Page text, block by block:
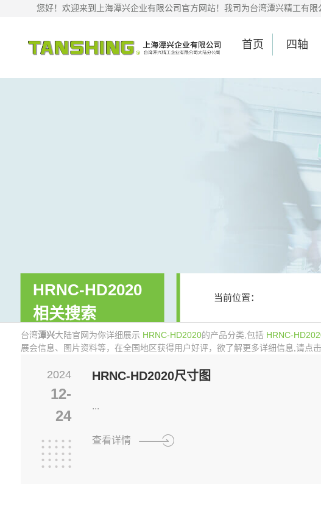
您好！欢迎来到上海潭兴企业有限公司官方网站！我司为台湾潭兴精工有限
首页 四轴
HRNC-HD2020
相关搜索
SEARCH
当前位置：
台湾潭兴大陆官网为你详细展示 HRNC-HD2020的产品分类,包括 HRNC-
展会信息、图片资料等，在全国地区获得用户好评，欲了解更多详细信息,请点
2024
12-
24
HRNC-HD2020尺寸图
...
查看详情